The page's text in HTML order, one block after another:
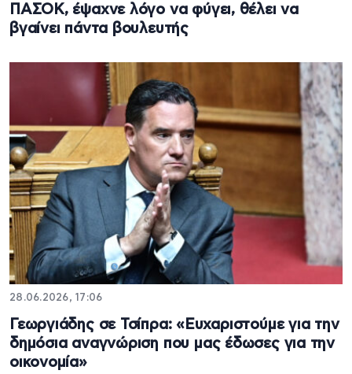
ΠΑΣΟΚ, έψαχνε λόγο να φύγει, θέλει να
βγαίνει πάντα βουλευτής
28.06.2026, 17:06
Γεωργιάδης σε Τσίπρα: «Ευχαριστούμε για την
δημόσια αναγνώριση που μας έδωσες για την
οικονομία»